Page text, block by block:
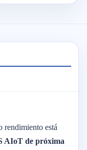
rendimiento está
AIoT de próxima